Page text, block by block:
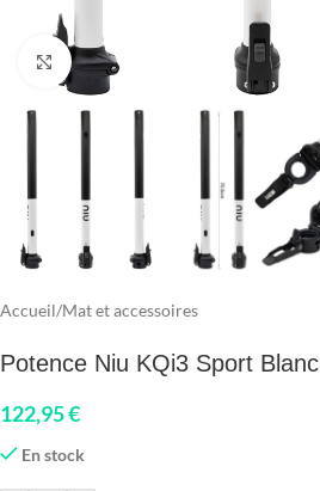
Click to enlarge
Accueil/Mat et accessoires
Potence Niu KQi3 Sport Blanc
122,95€
En stock